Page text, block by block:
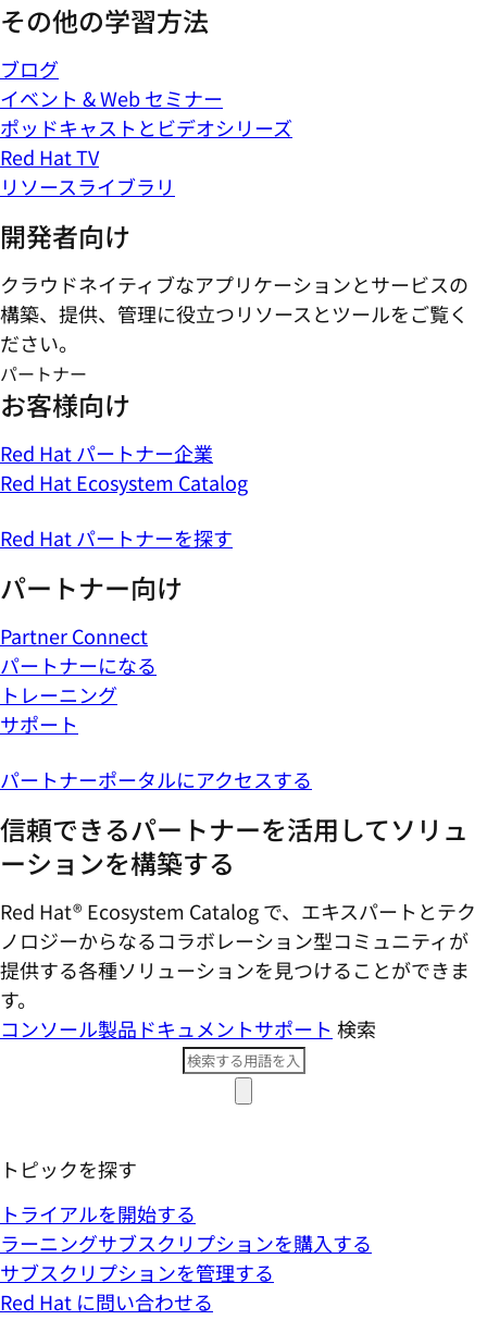
その他の学習方法
ブログ
イベント & Web セミナー
ポッドキャストとビデオシリーズ
Red Hat TV
リソースライブラリ
開発者向け
クラウドネイティブなアプリケーションとサービスの
構築、提供、管理に役立つリソースとツールをご覧く
ださい。
パートナー
お客様向け
Red Hat パートナー企業
Red Hat Ecosystem Catalog
Red Hat パートナーを探す
パートナー向け
Partner Connect
パートナーになる
トレーニング
サポート
パートナーポータルにアクセスする
信頼できるパートナーを活用してソリュ
ーションを構築する
Red Hat® Ecosystem Catalog で、エキスパートとテク
ノロジーからなるコラボレーション型コミ​ュニティが
提供する各種ソリューションを見つけることができま
す。
コンソール製品ドキュメントサポート 検索
トピックを探す
トライアルを開始する
ラーニングサブスクリプションを購入する
サブスクリプションを管理する
Red Hat に問い合わせる